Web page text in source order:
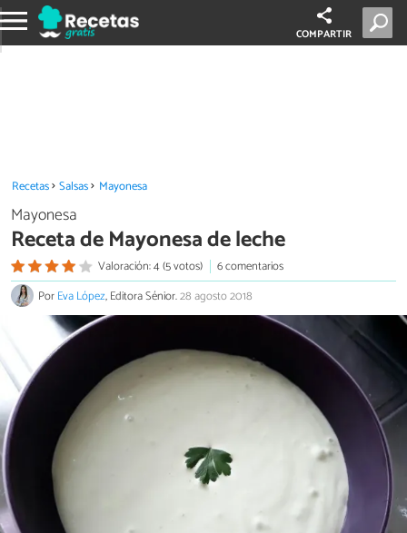
COMPARTIR
Recetas Salsas Mayonesa
Mayonesa
Receta de Mayonesa de leche
Valoración: 4 (5 votos)
6 comentarios
PorEva López, Editora Sénior.28 agosto 2018